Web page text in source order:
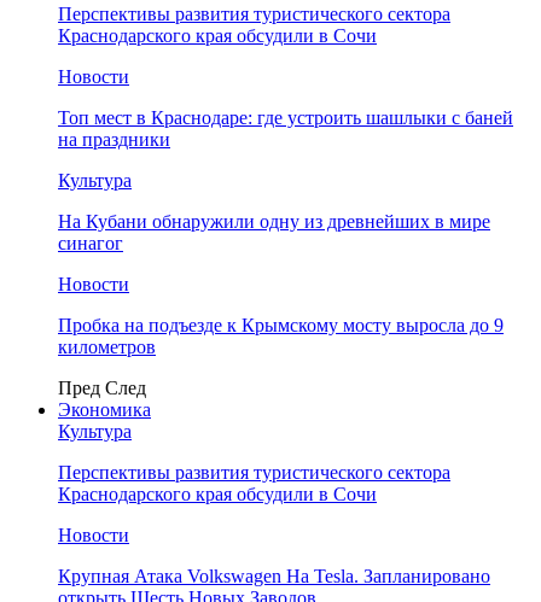
Перспективы развития туристического сектора
Краснодарского края обсудили в Сочи
Новости
Топ мест в Краснодаре: где устроить шашлыки с баней
на праздники
Культура
На Кубани обнаружили одну из древнейших в мире
синагог
Новости
Пробка на подъезде к Крымскому мосту выросла до 9
километров
Пред След
Экономика
Культура
Перспективы развития туристического сектора
Краснодарского края обсудили в Сочи
Новости
Крупная Атака Volkswagen На Tesla. Запланировано
открыть Шесть Новых Заводов